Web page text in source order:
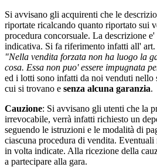
Si avvisano gli acquirenti che le
riportate ricalcando quanto riportato sui
procedura concorsuale. La descrizione
indicativa. Si fa riferimento infatti all' art.
"Nella vendita forzata non ha luogo la
cosa. Essa non puo' essere impugnata
ed i lotti sono infatti da noi venduti nello
cui si trovano e senza alcuna garanzia.
Cauzione: Si avvisano gli utenti che la
irrevocabile, verrà infatti richiesto un
seguendo le istruzioni e le modalità di
ciascuna procedura di vendita.
in volta indicate. Alla ricezione della
a partecipare alla gara.